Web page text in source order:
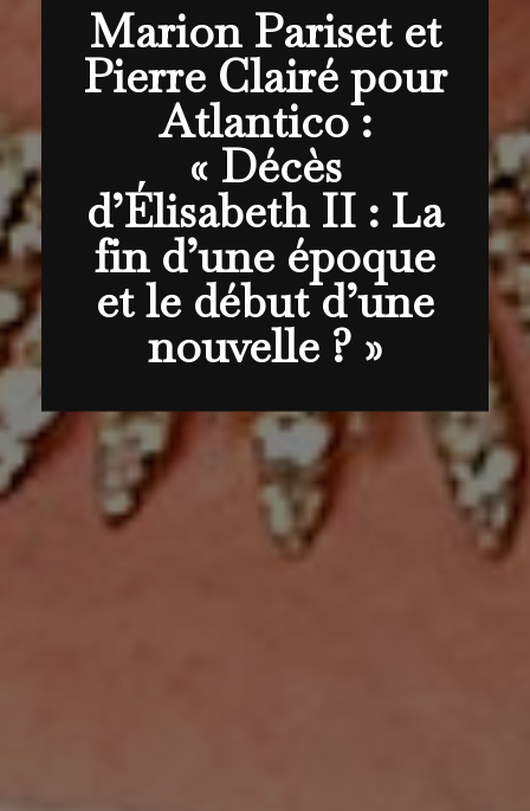
Marion Pariset et
Pierre Clairé pour
Atlantico :
« Décès
d’Élisabeth II : La
fin d’une époque
et le début d’une
nouvelle ? »